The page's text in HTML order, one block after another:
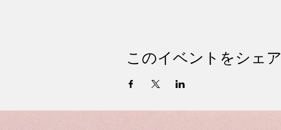
このイベントをシェア